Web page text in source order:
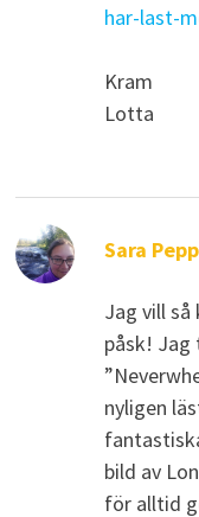
har-last-
Kram
Lotta
Sara
Jag vill så
påsk! Jag
nyligen
bild av
för alltid